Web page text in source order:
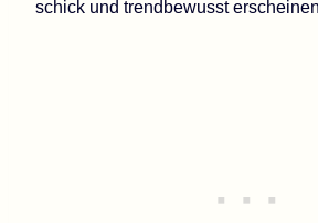
schick und trendbewusst